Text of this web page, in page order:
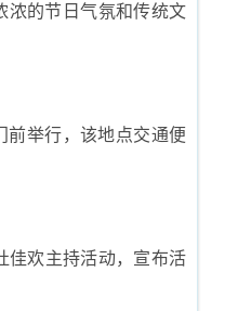
浓的节日气氛和传统文
前举行，该地点交通便
佳欢主持活动，宣布活